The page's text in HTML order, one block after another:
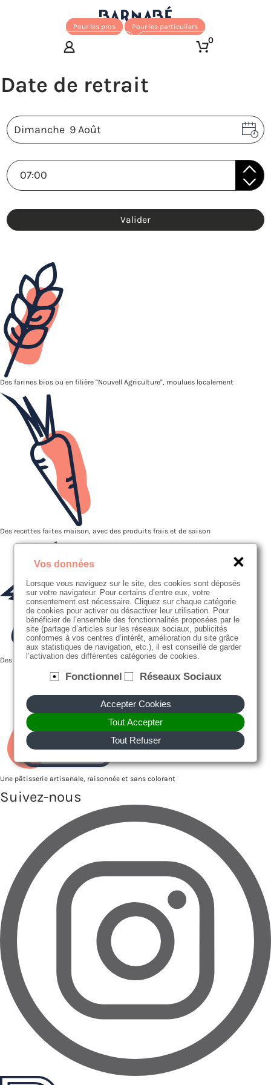
Pour les pros Pour les particuliers
0
Valider
Des farines bios ou en filière "Nouvell Agriculture", moulues localement
Des recettes faites maison, avec des produits frais et de saison
Des producteurs proches de nous
Une pâtisserie artisanale, raisonnée et sans colorant
Suivez-nous
Vos données
Lorsque vous naviguez sur le site, des cookies sont déposés
sur votre navigateur. Pour certains d’entre eux, votre
consentement est nécessaire. Cliquez sur chaque catégorie
de cookies pour activer ou désactiver leur utilisation. Pour
bénéficier de l’ensemble des fonctionnalités proposées par le
site (partage d’articles sur les réseaux sociaux, publicités
conformes à vos centres d’intérêt, amélioration du site grâce
aux statistiques de navigation, etc.), il est conseillé de garder
l’activation des différentes catégories de cookies.
Fonctionnel Réseaux Sociaux
Accepter Cookies
Tout Accepter
Tout Refuser